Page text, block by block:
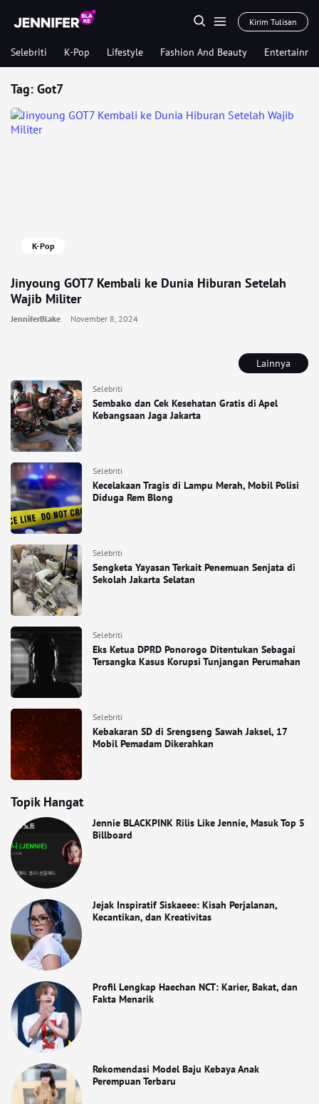
Kirim Tulisan
Selebriti K-Pop Lifestyle Fashion And Beauty
Lainnya
Selebriti
Sembako dan Cek Kesehatan Gratis di Apel
Kebangsaan Jaga Jakarta
Selebriti
Kecelakaan Tragis di Lampu Merah, Mobil Polisi
Diduga Rem Blong
Selebriti
Sengketa Yayasan Terkait Penemuan Senjata di
Sekolah Jakarta Selatan
Selebriti
Eks Ketua DPRD Ponorogo Ditentukan Sebagai
Tersangka Kasus Korupsi Tunjangan Perumahan
Selebriti
Kebakaran SD di Srengseng Sawah Jaksel, 17
Mobil Pemadam Dikerahkan
Topik Hangat
Jennie BLACKPINK Rilis Like Jennie, Masuk Top 5
Billboard
Jejak Inspiratif Siskaeee: Kisah Perjalanan,
Kecantikan, dan Kreativitas
Profil Lengkap Haechan NCT: Karier, Bakat, dan
Fakta Menarik
Rekomendasi Model Baju Kebaya Anak
Perempuan Terbaru
Tag: Got7
K-Pop
Jinyoung GOT7 Kembali ke Dunia Hiburan Setelah
Wajib Militer
JenniferBlake November 8, 2024